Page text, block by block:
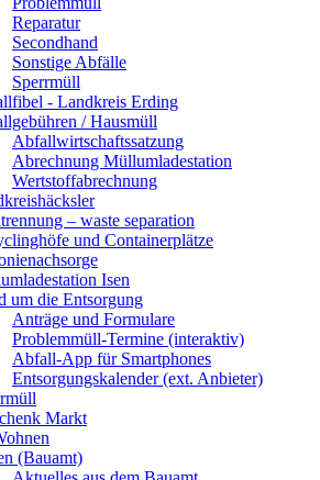
Reparatur
Secondhand
Sonstige Abfälle
Sperrmüll
- Landkreis Erding
/ Hausmüll
Abfallwirtschaftssatzung
Abrechnung Müllumladestation
Wertstoffabrechnung
– waste separation
und Containerplätze
Isen
um die Entsorgung
Anträge und Formulare
Problemmüll-Termine (interaktiv)
Abfall-App für Smartphones
Entsorgungskalender (ext. Anbieter)
Markt
(Bauamt)